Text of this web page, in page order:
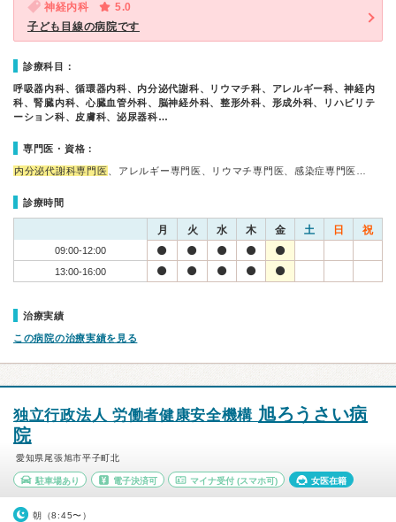
神経内科
5.0
子ども目線の病院です
診療科目：
呼吸器内科、循環器内科、内分泌代謝科、リウマチ科、アレルギー科、神経内
科、腎臓内科、心臓血管外科、脳神経外科、整形外科、形成外科、リハビリテ
ーション科、皮膚科、泌尿器科…
専門医・資格：
内分泌代謝科専門医 、アレルギー専門医、リウマチ専門医、感染症専門医…
診療時間
月 火 水 木 金 土 日 祝
09:00-12:00
13:00-16:00
治療実績
この病院の治療実績を見る
独立行政法人 労働者健康安全機構 旭ろうさい病
院
愛知県尾張旭市平子町北
駐車場あり 電子決済可 マイナ受付 (スマホ可) 女医在籍
朝（8:45〜）